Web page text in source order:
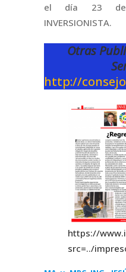
el día 23 de
INVERSIONISTA.
Otras
http://
https://
src=../